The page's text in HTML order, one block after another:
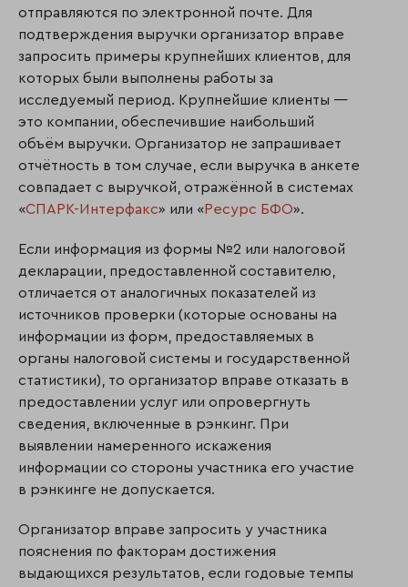
отправляются по электронной почте. Для
подтверждения выручки организатор вправе
запросить примеры крупнейших клиентов, для
которых были выполнены работы за
исследуемый период. Крупнейшие клиенты —
это компании, обеспечившие наибольший
объём выручки. Организатор не запрашивает
отчётность в том случае, если выручка в анкете
совпадает с выручкой, отражённой в системах
«СПАРК-Интерфакс» или «Ресурс БФО».
Если информация из формы №2 или налоговой
декларации, предоставленной составителю,
отличается от аналогичных показателей из
источников проверки (которые основаны на
информации из форм, предоставляемых в
органы налоговой системы и государственной
статистики), то организатор вправе отказать в
предоставлении услуг или опровергнуть
сведения, включенные в рэнкинг. При
выявлении намеренного искажения
информации со стороны участника его участие
в рэнкинге не допускается.
Организатор вправе запросить у участника
пояснения по факторам достижения
выдающихся результатов, если годовые темпы